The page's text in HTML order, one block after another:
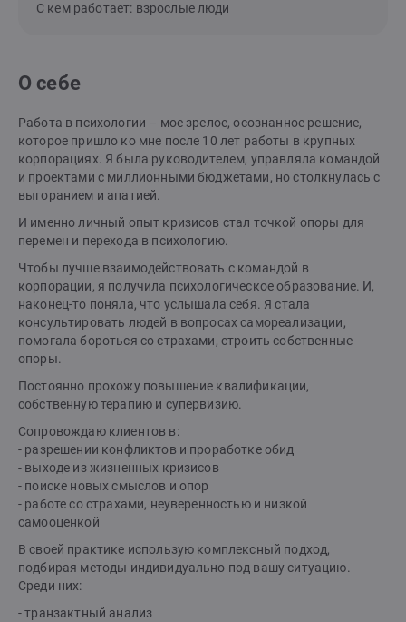
С кем работает: взрослые люди
О себе
Работа в психологии – мое зрелое, осознанное решение,
которое пришло ко мне после 10 лет работы в крупных
корпорациях. Я была руководителем, управляла командой
и проектами с миллионными бюджетами, но столкнулась с
выгоранием и апатией.
И именно личный опыт кризисов стал точкой опоры для
перемен и перехода в психологию.
Чтобы лучше взаимодействовать с командой в
корпорации, я получила психологическое образование. И,
наконец-то поняла, что услышала себя. Я стала
консультировать людей в вопросах самореализации,
помогала бороться со страхами, строить собственные
опоры.
Постоянно прохожу повышение квалификации,
собственную терапию и супервизию.
Сопровождаю клиентов в:
- разрешении конфликтов и проработке обид
- выходе из жизненных кризисов
- поиске новых смыслов и опор
- работе со страхами, неуверенностью и низкой
самооценкой
В своей практике использую комплексный подход,
подбирая методы индивидуально под вашу ситуацию.
Среди них:
- транзактный анализ